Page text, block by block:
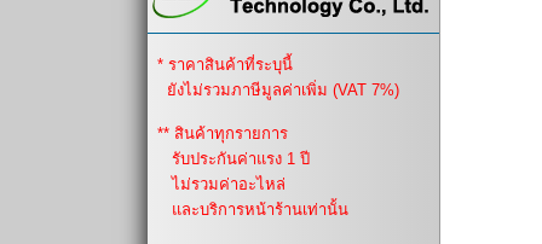
* ราคาสินค้าที่ระบุนี้
ยังไม่รวมภาษีมูลค่าเพิ่ม (VAT 7%)
** สินค้าทุกรายการ
รับประกันค่าแรง 1 ปี
ไม่รวมค่าอะไหล่
และบริการหน้าร้านเท่านั้น